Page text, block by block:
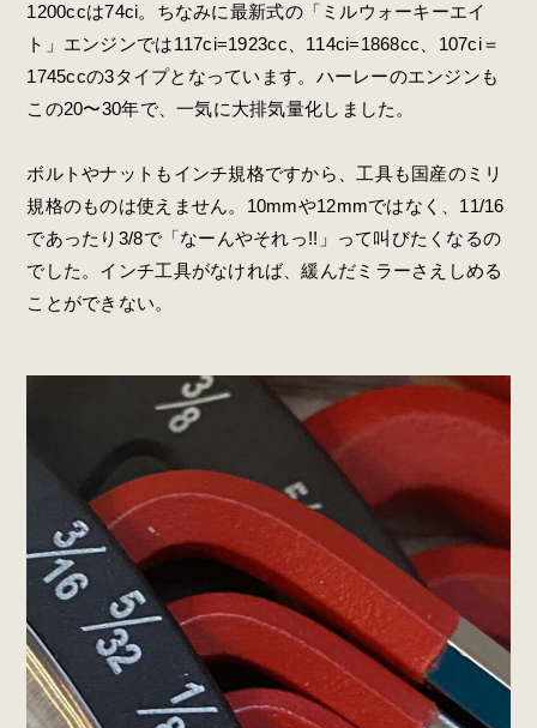
1200ccは74ci。ちなみに最新式の「ミルウォーキーエイ
ト」エンジンでは117ci=1923cc、114ci=1868cc、107ci＝
1745ccの3タイプとなっています。ハーレーのエンジンも
この20〜30年で、一気に大排気量化しました。
ボルトやナットもインチ規格ですから、工具も国産のミリ
規格のものは使えません。10mmや12mmではなく、11/16
であったり3/8で「なーんやそれっ!!」って叫びたくなるの
でした。インチ工具がなければ、緩んだミラーさえしめる
ことができない。